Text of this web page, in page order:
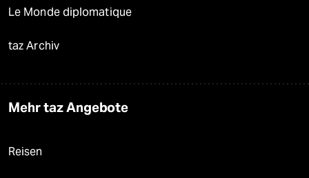
Le Monde diplomatique
taz Archiv
Mehr taz Angebote
Reisen